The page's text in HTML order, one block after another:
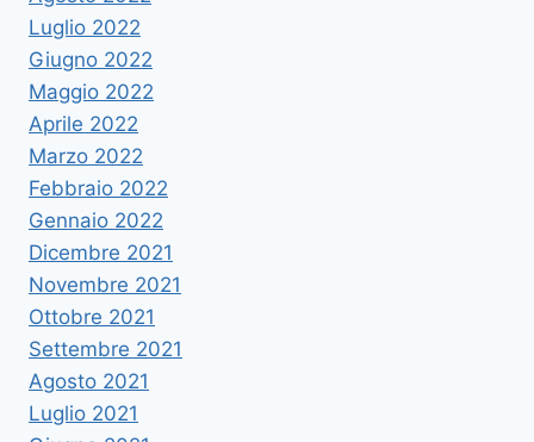
Luglio 2022
Giugno 2022
Maggio 2022
Aprile 2022
Marzo 2022
Febbraio 2022
Gennaio 2022
Dicembre 2021
Novembre 2021
Ottobre 2021
Settembre 2021
Agosto 2021
Luglio 2021